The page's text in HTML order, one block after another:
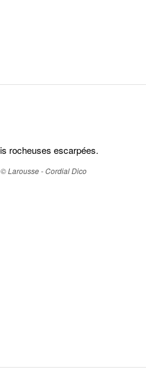
rocheuses escarpées.
Larousse - Cordial Dico